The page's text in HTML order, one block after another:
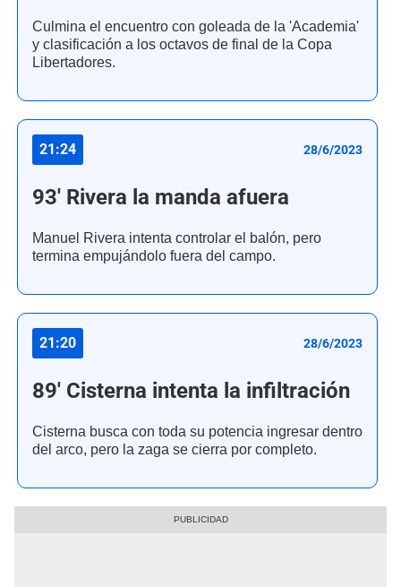
Culmina el encuentro con goleada de la 'Academia'
y clasificación a los octavos de final de la Copa
Libertadores.
21:24 28/6/2023
93' Rivera la manda afuera
Manuel Rivera intenta controlar el balón, pero
termina empujándolo fuera del campo.
21:20 28/6/2023
89' Cisterna intenta la infiltración
Cisterna busca con toda su potencia ingresar dentro
del arco, pero la zaga se cierra por completo.